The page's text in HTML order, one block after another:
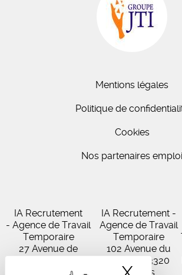
Mentions légales
Politique de
Cookies
Nos partenaires emploi
IA Recrutement
- Agence de Travail
Temporaire
27 Avenue de
Artigues-près-
IA Recrutement -
Agence de Travail
Temporaire
102 Avenue du
Médoc, 33320
Eysines